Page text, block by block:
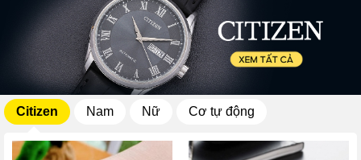
Citizen Nam Nữ Cơ tự động